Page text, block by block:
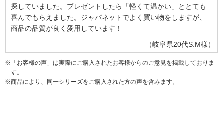
探していました。プレゼントしたら「軽くて温かい」ととても
喜んでもらえました。ジャパネットでよく買い物をしますが、
商品の品質が良く愛用しています！
（岐阜県20代S.M様）
※ 「お客様の声」は実際にご購入されたお客様からのご意見を掲載しておりま
す。
※商品により、同一シリーズをご購入された方の声を含みます。